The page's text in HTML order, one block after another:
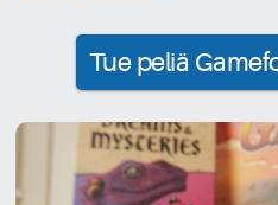
Tue peliä